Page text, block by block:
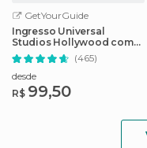
GetYourGuide
Ingresso Universal
Studios Hollywood com
Cancelamento Fácil
(465)
desde
R$ 99,50